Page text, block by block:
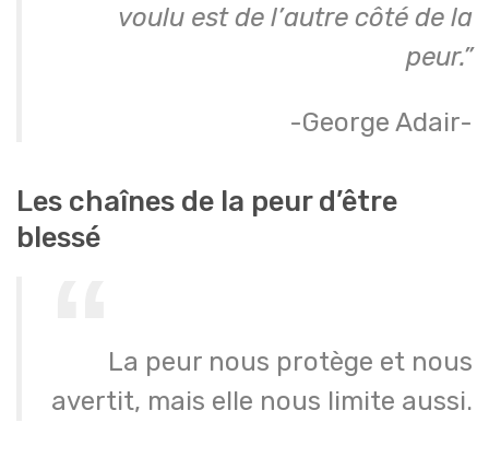
voulu est de l’autre côté de la
peur.”
-George Adair-
Les chaînes de la peur d’être
blessé
La peur nous protège et nous
avertit, mais elle nous limite aussi.